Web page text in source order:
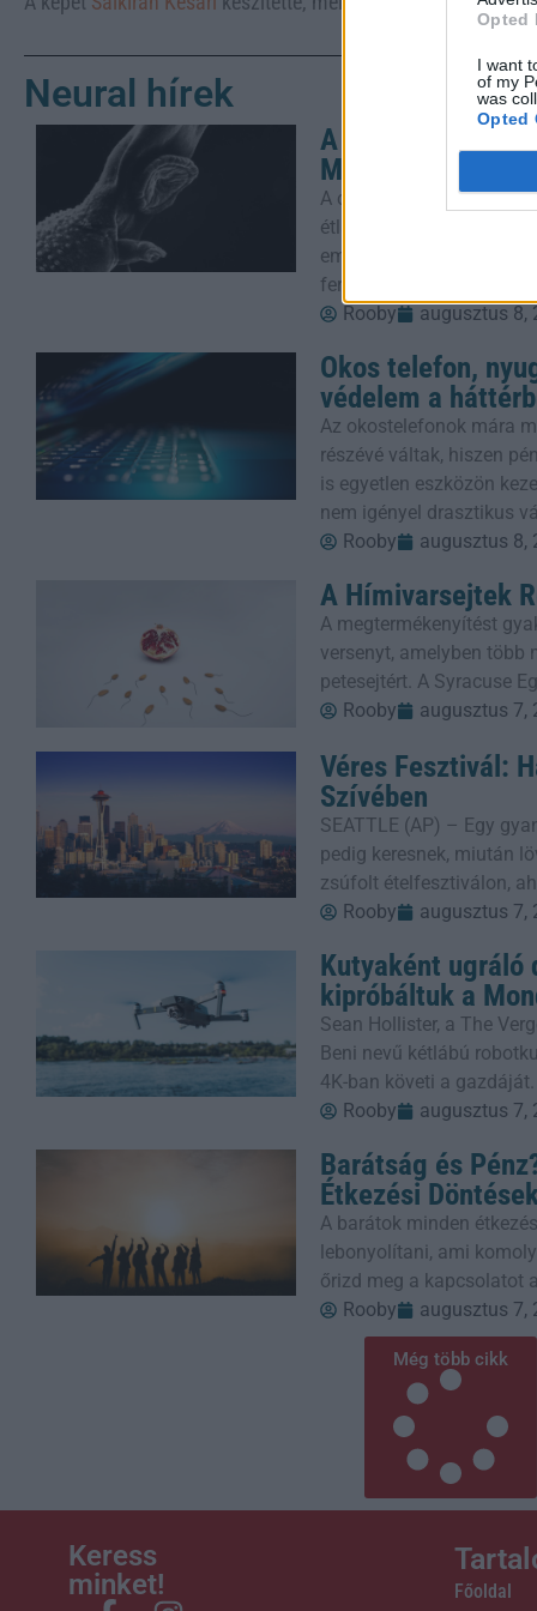
Opted
I want
of my
was
Opted
Neural hírek
A Parazita Ami
Menüjét
A ciklosporiasis járvány
étlapjáról a friss
embert érinthet. Az
fertőzés
Rooby
augusztus 8,
Okos telefon,
védelem a
Az okostelefonok mára
részévé váltak, hiszen
is egyetlen eszközön
nem igényel drasztikus
Rooby
augusztus 8,
A Hímivarsejtek
A megtermékenyítést
versenyt, amelyben több
petesejtért. A Syracuse
Rooby
augusztus 7,
Véres Fesztivál:
Szívében
SEATTLE (AP) – Egy
pedig keresnek, miután
zsúfolt ételfesztiválon,
Rooby
augusztus 7,
Kutyaként ugráló
kipróbáltuk a
Sean Hollister, a The
Beni nevű kétlábú
4K-ban követi a
Rooby
augusztus 7,
Barátság és
Étkezési
A barátok minden
lebonyolítani, ami
őrizd meg a kapcsolatot
Rooby
augusztus 7,
Még több cikk
Keress
minket!
Főoldal